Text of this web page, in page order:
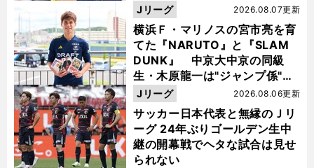
横浜Ｆ・マリノスの宮市亮を育
てた『NARUTO』と『SLAM
DUNK』 中京大中京の同級
生・木原龍一は"ジャンプ係"だ
った
2026.08.07更新
Jリーグ
サッカー日本代表と無縁のＪリ
ーグ 24年ぶりゴールデン生中
継の開幕戦でヘタな試合は見せ
られない
2026.08.06更新
Jリーグ